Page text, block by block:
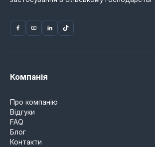
Компанія
Про компанію
Відгуки
FAQ
Блог
Контакти